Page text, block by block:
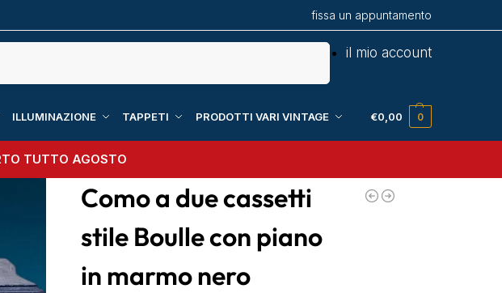
fissa un appuntamento
il mio account
ILLUMINAZIONE TAPPETI PRODOTTI VARI VINTAGE €0,00 0
TUTTO AGOSTO
Como a due cassetti
stile Boulle con piano
in marmo nero